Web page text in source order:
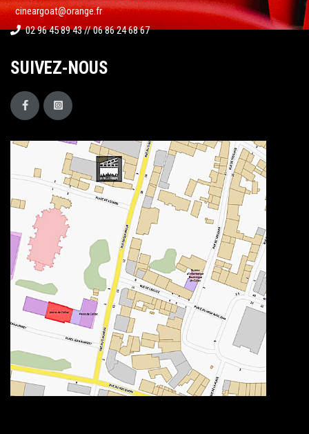
cineargoat@orange.fr
02 96 45 89 43 // 06 86 24 68 67
SUIVEZ-NOUS